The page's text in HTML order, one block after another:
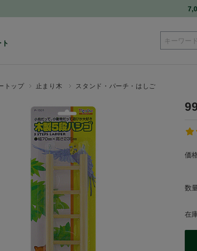
トップ 止まり木 スタンド・パーチ・はしご
価
数
在